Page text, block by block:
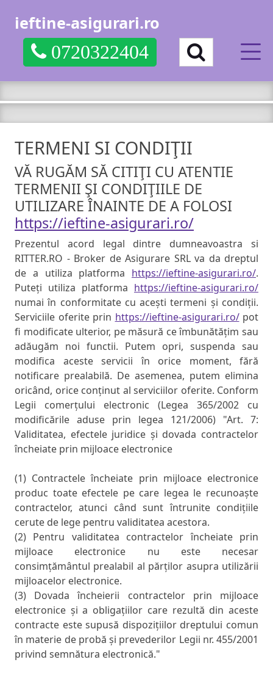
ieftine-asigurari.ro
0720322404
TERMENI SI CONDIŢII
VĂ RUGĂM SĂ CITIŢI CU ATENTIE
TERMENII ŞI CONDIŢIILE DE
UTILIZARE ÎNAINTE DE A FOLOSI
https://ieftine-asigurari.ro/
Prezentul acord legal dintre dumneavoastra si
RITTER.RO - Broker de Asigurare SRL va da dreptul
de a utiliza platforma https://ieftine-asigurari.ro/.
Puteți utiliza platforma https://ieftine-asigurari.ro/
numai în conformitate cu acești termeni și condiții.
Serviciile oferite prin https://ieftine-asigurari.ro/pot
fi modificate ulterior, pe măsură ce îmbunătățim sau
adăugăm noi functii. Putem opri, suspenda sau
modifica aceste servicii în orice moment, fără
notificare prealabilă. De asemenea, putem elimina
oricând, orice conținut al serviciilor oferite. Conform
Legii comerțului electronic (Legea 365/2002 cu
modificările aduse prin legea 121/2006) "Art. 7:
Validitatea, efectele juridice și dovada contractelor
încheiate prin mijloace electronice
(1) Contractele încheiate prin mijloace electronice
produc toate efectele pe care legea le recunoaște
contractelor, atunci când sunt întrunite condițiile
cerute de lege pentru validitatea acestora.
(2) Pentru validitatea contractelor încheiate prin
mijloace electronice nu este necesar
consimțământul prealabil al părților asupra utilizării
mijloacelor electronice.
(3) Dovada încheierii contractelor prin mijloace
electronice și a obligațiilor care rezultă din aceste
contracte este supusă dispozițiilor dreptului comun
în materie de probă și prevederilor Legii nr. 455/2001
privind semnătura electronică."